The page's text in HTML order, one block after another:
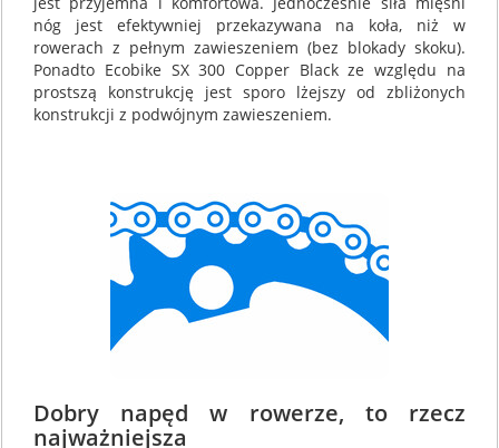
nóg jest efektywniej przekazywana na koła, niż w
rowerach z pełnym zawieszeniem (bez blokady skoku).
Ponadto Ecobike SX 300 Copper Black ze względu na
prostszą konstrukcję jest sporo lżejszy od zbliżonych
konstrukcji z podwójnym zawieszeniem.
Dobry napęd w rowerze, to rzecz
najważniejsza